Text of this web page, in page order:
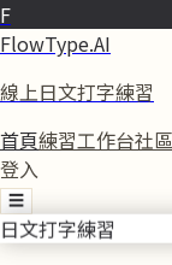
F
FlowType.AI
線上日文打字練習
首頁練習工作台社區
登入
☰
日文打字練習